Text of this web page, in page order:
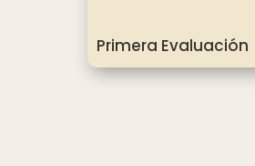
Primera Evaluación